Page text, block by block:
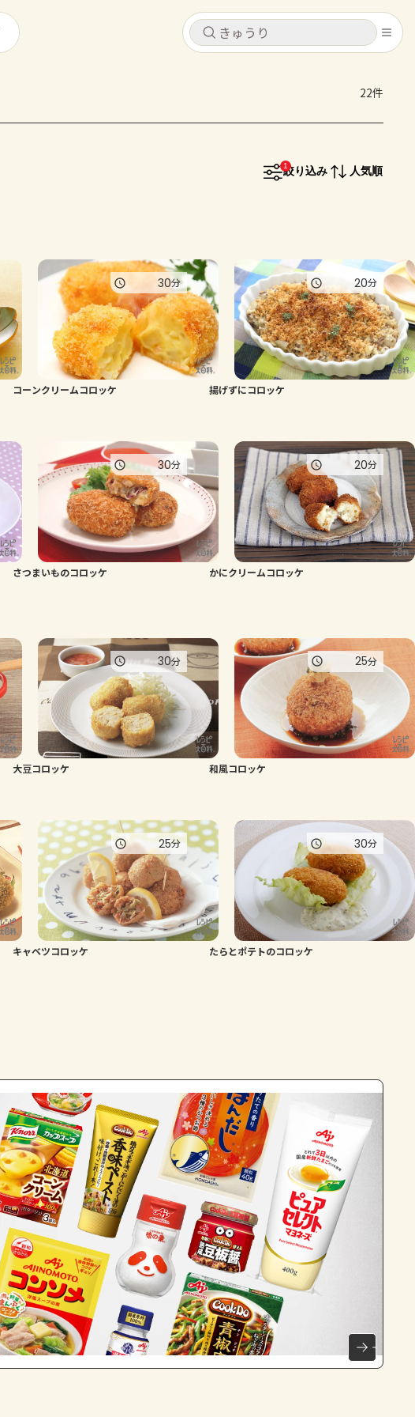
キャンセル
レシピ
トーク
よくあるお問い合わせ
AJINOMOTO PARK とは
キャンセル
22件
1
絞り込み 人気順
コーンクリームコロッケ
30分
揚げずにコロッケ
20分
さつまいものコロッケ
30分
かにクリームコロッケ
20分
大豆コロッケ
30分
和風コロッケ
25分
キャベツコロッケ
25分
たらとポテトのコロッケ
30分